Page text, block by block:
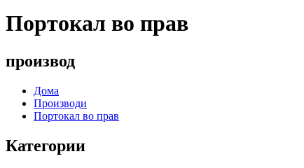
Портокал во прав
производ
Дома
Производи
Портокал во прав
Категории